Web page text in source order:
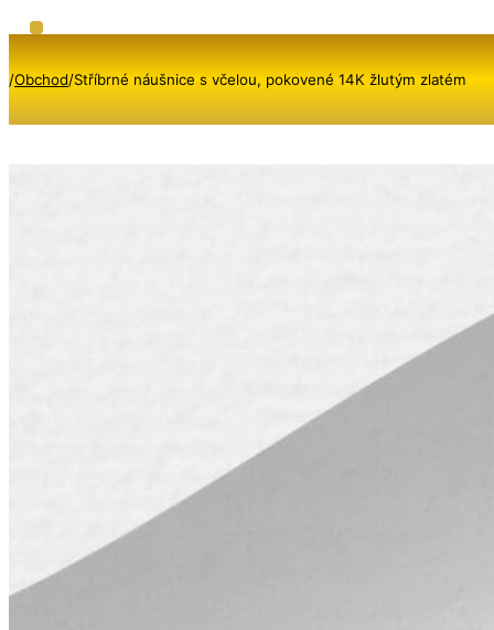
/Obchod/Stříbrné náušnice s včelou, pokovené 14K žlutým zlatém